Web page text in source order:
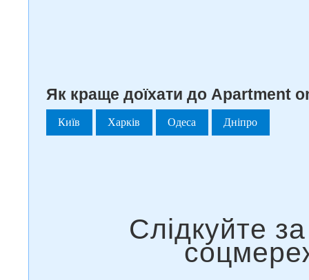
Як краще доїхати до Apartment
Київ Харків Одеса Дніпро